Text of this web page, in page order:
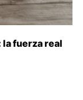
fuerza real